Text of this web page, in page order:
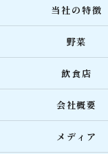
当社の特徴
野菜
飲食店
会社概要
メディア